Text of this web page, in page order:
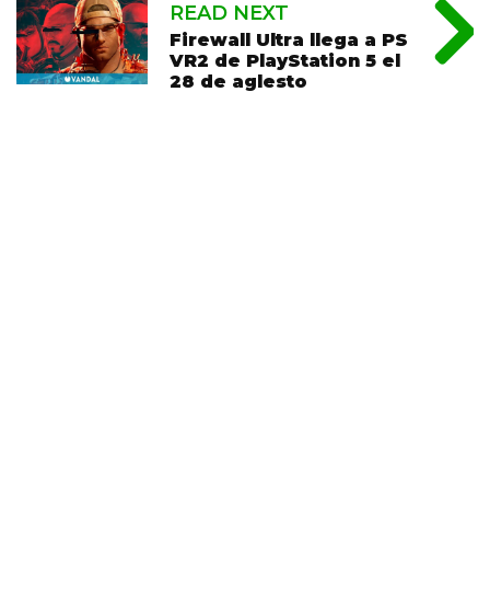
READ NEXT
Firewall Ultra llega a PS
VR2 de PlayStation 5 el
28 de aglesto